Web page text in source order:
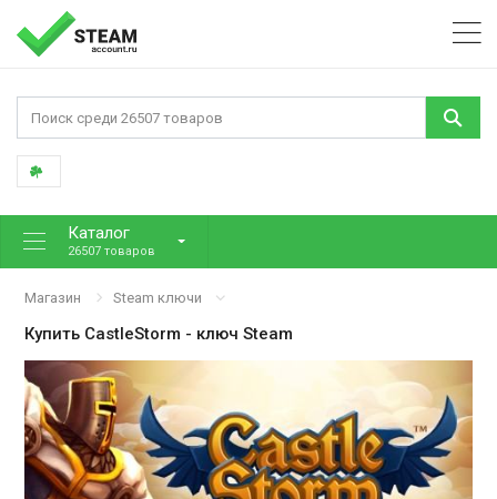
Каталог
26507 товаров
Магазин Steam ключи
Купить CastleStorm - ключ Steam